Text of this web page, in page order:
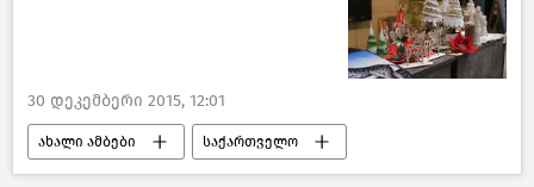
30 დეკემბერი 2015, 12:01
ახალი ამბები საქართველო
კულტურა საქართველოში